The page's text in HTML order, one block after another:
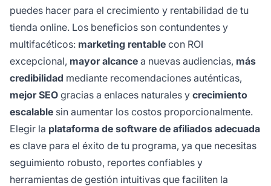
puedes hacer para el crecimiento y rentabilidad de tu
tienda online. Los beneficios son contundentes y
multifacéticos: marketing rentable con ROI
excepcional, mayor alcance a nuevas audiencias, más
credibilidad mediante recomendaciones auténticas,
mejor SEO gracias a enlaces naturales y crecimiento
escalable sin aumentar los costos proporcionalmente.
Elegir la plataforma de software de afiliados adecuada
es clave para el éxito de tu programa, ya que necesitas
seguimiento robusto, reportes confiables y
herramientas de gestión intuitivas que faciliten la